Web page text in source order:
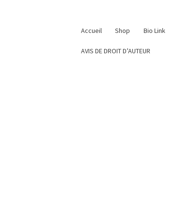
Accueil Shop Bio Link
AVIS DE DROIT D’AUTEUR